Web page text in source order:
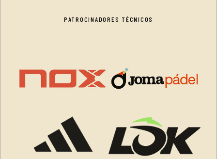
PATROCINADORES TÉCNICOS